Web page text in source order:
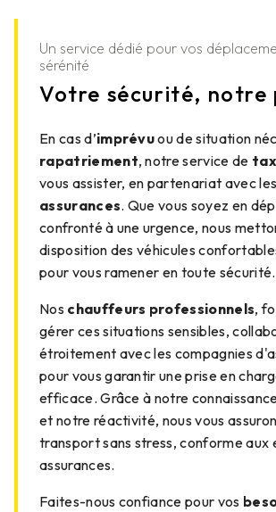
Un service dédié pour vos
sérénité
Votre sécurité, notre
En cas d’imprévuou de situation
rapatriement, notre service de
vous assister, en partenariat avec les
assurances. Que vous soyez en
confronté à une urgence, nous
disposition des véhicules
pour vous ramener en toute sécurité.
Nos chauffeurs professionnels,
gérer ces situations sensibles,
étroitement avec les compagnies
pour vous garantir une prise en
efficace. Grâce à notre
et notre réactivité, nous vous
transport sans stress, conforme aux
assurances.
Faites-nous confiance pour vos